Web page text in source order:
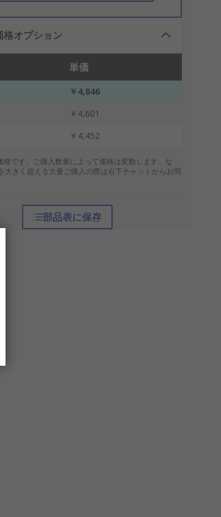
格オプション
単価
￥4,846
￥4,601
￥4,452
格です。ご購入数量によって価格は変動します。な
大きく超える大量ご購入の際は右下チャットからお問
部品表に保存